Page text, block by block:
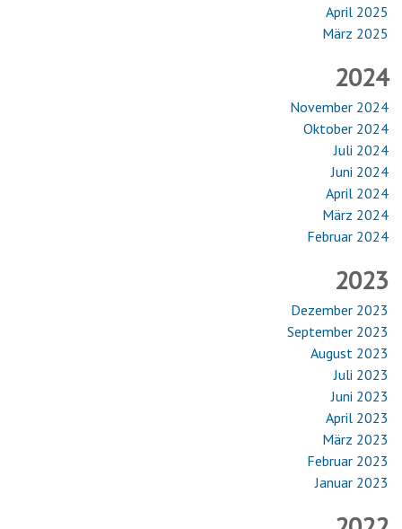
April 2025
März 2025
2024
November 2024
Oktober 2024
Juli 2024
Juni 2024
April 2024
März 2024
Februar 2024
2023
Dezember 2023
September 2023
August 2023
Juli 2023
Juni 2023
April 2023
März 2023
Februar 2023
Januar 2023